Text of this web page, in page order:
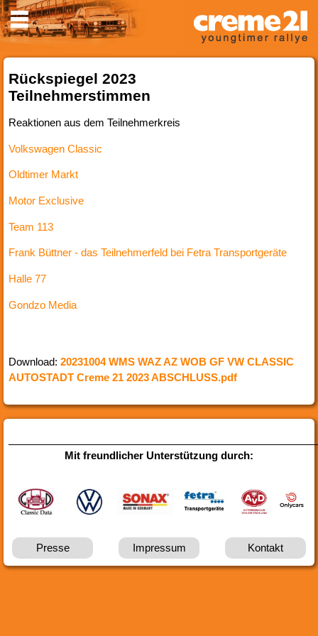
Rückspiegel 2023
Teilnehmerstimmen
Reaktionen aus dem Teilnehmerkreis
Volkswagen Classic
Oldtimer Markt
Motor Exclusive
Team 113
Frank Büttner - das Teilnehmerfeld bei Fetra Transportgeräte
Halle 77
Gondzo Media
Download: 20231004 WMS WAZ AZ WOB GF VW CLASSIC
AUTOSTADT Creme 21 2023 ABSCHLUSS.pdf
Mit freundlicher Unterstützung durch:
Presse Impressum Kontakt